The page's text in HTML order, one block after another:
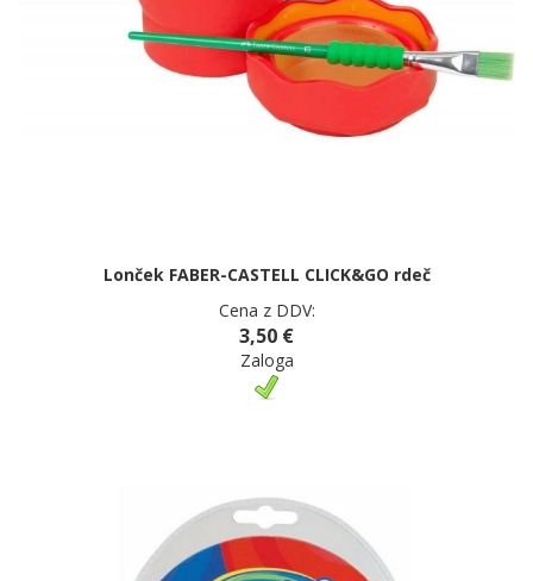
Lonček FABER-CASTELL CLICK&GO rdeč
Cena z DDV:
3,50 €
Zaloga